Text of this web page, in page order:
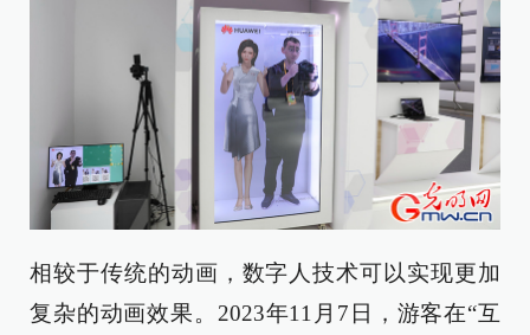
相较于传统的动画，数字人技术可以实现更加
复杂的动画效果。2023年11月7日，游客在“互